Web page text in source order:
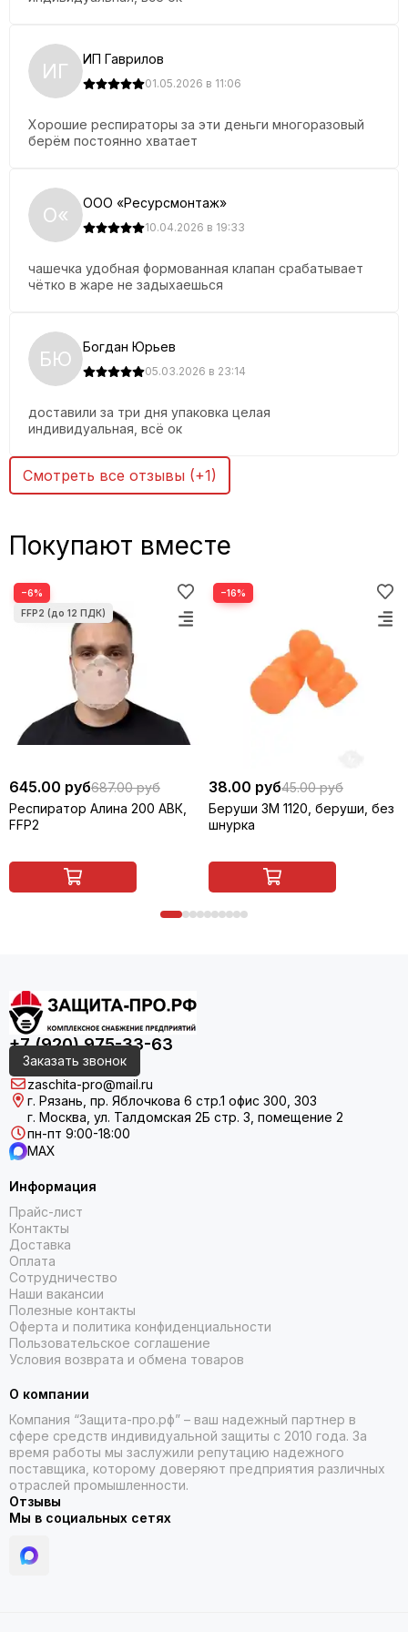
Количество в транспортной упаковке (коробке):
Стандарты:ТУ 32.99.11-001-44234511-2020; ГОСТ 12.4.294-
ИГ ИП Гаврилов
01.05.2026 в 11:06
Хорошие респираторы за эти деньги многоразовый
берём постоянно хватает
О« ООО «Ресурсмонтаж»
10.04.2026 в 19:33
чашечка удобная формованная клапан срабатывает
чётко в жаре не задыхаешься
БЮ Богдан Юрьев
05.03.2026 в 23:14
доставили за три дня упаковка целая
индивидуальная, всё ок
Смотреть все отзывы (+1)
Покупают вместе
−6%
645.00 руб687.00 руб
Респиратор Алина 200 АВК,
FFP2
−16%
38.00 руб45.00 руб
Беруши 3M 1120, беруши, без
шнурка
+7 (920) 975-33-63
Заказать звонок
zaschita-pro@mail.ru
г. Рязань, пр. Яблочкова 6 стр.1 офис 300, 303
г. Москва, ул. Талдомская 2Б стр. 3, помещение 2
пн-пт 9:00-18:00
MAX
Информация
Прайс-лист
Контакты
Доставка
Оплата
Сотрудничество
Наши вакансии
Полезные контакты
Оферта и политика конфиденциальности
Пользовательское соглашение
Условия возврата и обмена товаров
О компании
Компания “Защита-про.рф” – ваш надежный партнер в
сфере средств индивидуальной защиты с 2010 года. За
время работы мы заслужили репутацию надежного
поставщика, которому доверяют предприятия различных
отраслей промышленности.
Отзывы
Мы в социальных сетях